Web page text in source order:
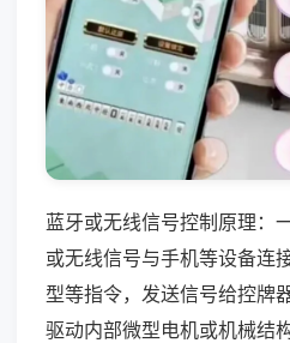
蓝牙或无线信号控制原理：
或无线信号与手机等设备连
型等指令，发送信号给控牌
驱动内部微型电机或机械结